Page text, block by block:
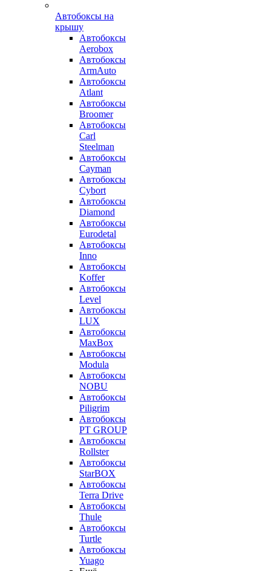
Автобоксы на
крышу
Автобоксы
Aerobox
Автобоксы
ArmAuto
Автобоксы
Atlant
Автобоксы
Broomer
Автобоксы
Carl
Steelman
Автобоксы
Cayman
Автобоксы
Cybort
Автобоксы
Diamond
Автобоксы
Eurodetal
Автобоксы
Inno
Автобоксы
Koffer
Автобоксы
Level
Автобоксы
LUX
Автобоксы
MaxBox
Автобоксы
Modula
Автобоксы
NOBU
Автобоксы
Piligrim
Автобоксы
PT GROUP
Автобоксы
Rollster
Автобоксы
StarBOX
Автобоксы
Terra Drive
Автобоксы
Thule
Автобоксы
Turtle
Автобоксы
Yuago